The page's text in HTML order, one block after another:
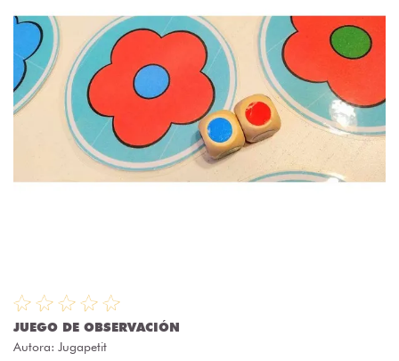
JUEGO DE OBSERVACIÓN
Autora: Jugapetit